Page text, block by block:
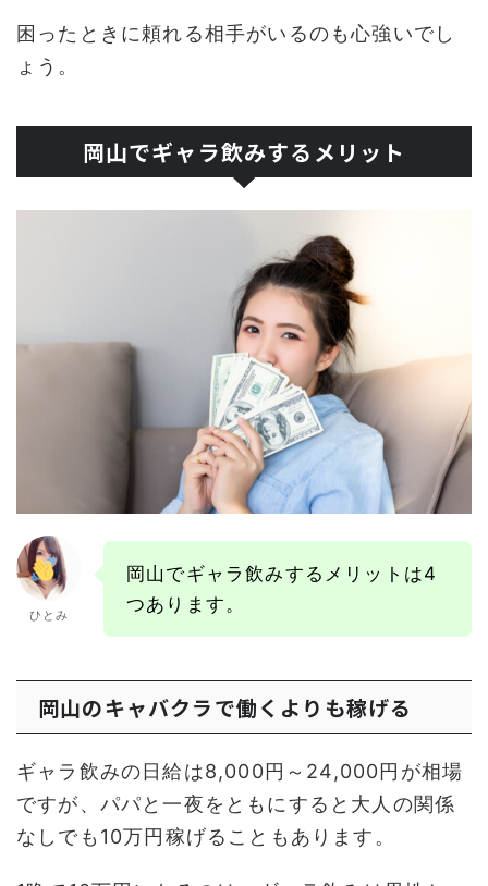
困ったときに頼れる相手がいるのも心強いでし
ょう。
岡山でギャラ飲みするメリット
ひとみ
岡山でギャラ飲みするメリットは4
つあります。
岡山のキャバクラで働くよりも稼げる
ギャラ飲みの日給は8,000円～24,000円が相場
ですが、パパと一夜をともにすると大人の関係
なしでも10万円稼げることもあります。